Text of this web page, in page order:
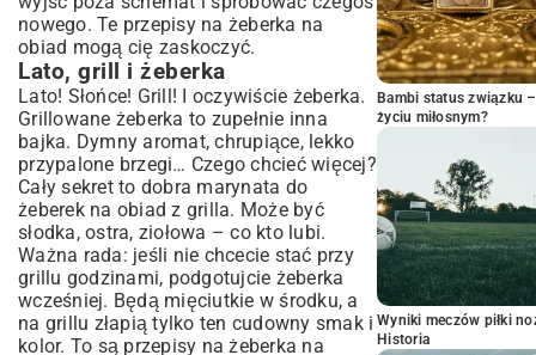
nowego. Te przepisy na żeberka na
obiad mogą cię zaskoczyć.
Lato, grill i żeberka
Lato! Słońce! Grill! I oczywiście żeberka.
Grillowane żeberka to zupełnie inna
bajka. Dymny aromat, chrupiące, lekko
przypalone brzegi… Czego chcieć więcej?
Cały sekret to dobra marynata do
żeberek na obiad z grilla. Może być
słodka, ostra, ziołowa – co kto lubi.
Ważna rada: jeśli nie chcecie stać przy
grillu godzinami, podgotujcie żeberka
wcześniej. Będą mięciutkie w środku, a
na grillu złapią tylko ten cudowny smak i
kolor. To są przepisy na żeberka na
Bambi status związku
życiu miłosnym?
Wyniki meczów piłki
Historia